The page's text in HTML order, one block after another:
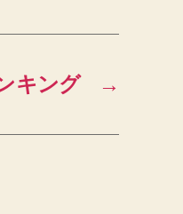
→
キング